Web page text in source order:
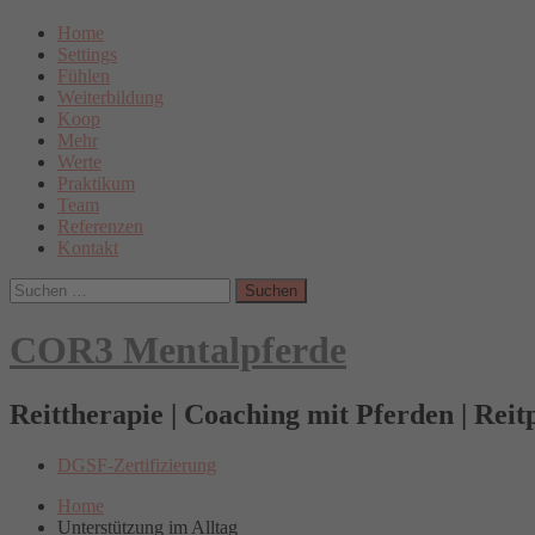
Skip
content
HauptnaviHome
Settings
Fühlen
Weiterbildung
Koop
Mehr
Werte
Praktikum
Team
Referenzen
Kontakt
Suchen
nach:
COR3 Mentalpferde
Reittherapie | Coaching mit Pferden |
DGSF
DGSF-Zertifizierung
Home
Unterstützung im Alltag